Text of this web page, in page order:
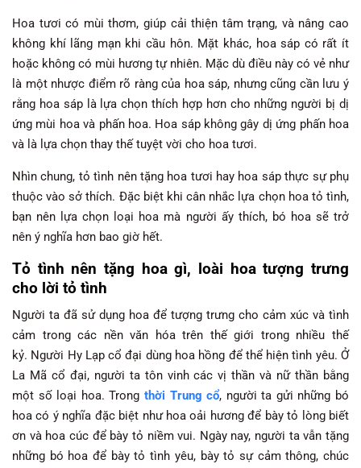
Hoa tươi có mùi thơm, giúp cải thiện tâm trạng, và nâng cao
không khí lãng mạn khi cầu hôn. Mặt khác, hoa sáp có rất ít
hoặc không có mùi hương tự nhiên. Mặc dù điều này có vẻ như
là một nhược điểm rõ ràng của hoa sáp, nhưng cũng cần lưu ý
rằng hoa sáp là lựa chọn thích hợp hơn cho những người bị dị
ứng mùi hoa và phấn hoa. Hoa sáp không gây dị ứng phấn hoa
và là lựa chọn thay thế tuyệt vời cho hoa tươi.
Nhìn chung, tỏ tình nên tặng hoa tươi hay hoa sáp thực sự phụ
thuộc vào sở thích. Đặc biệt khi cân nhắc lựa chọn hoa tỏ tình,
bạn nên lựa chọn loại hoa mà người ấy thích, bó hoa sẽ trở
nên ý nghĩa hơn bao giờ hết.
Tỏ tình nên tặng hoa gì, loài hoa tượng trưng
cho lời tỏ tình
Người ta đã sử dụng hoa để tượng trưng cho cảm xúc và tình
cảm trong các nền văn hóa trên thế giới trong nhiều thế
kỷ. Người Hy Lạp cổ đại dùng hoa hồng để thể hiện tình yêu. Ở
La Mã cổ đại, người ta tôn vinh các vị thần và nữ thần bằng
một số loại hoa. Trong thời Trung cổ, người ta gửi những bó
hoa có ý nghĩa đặc biệt như hoa oải hương để bày tỏ lòng biết
ơn và hoa cúc để bày tỏ niềm vui. Ngày nay, người ta vẫn tặng
những bó hoa để bày tỏ tình yêu, bày tỏ sự cảm thông, chúc